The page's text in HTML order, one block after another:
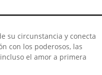
su circunstancia y conecta
con los poderosos, las
el amor a primera